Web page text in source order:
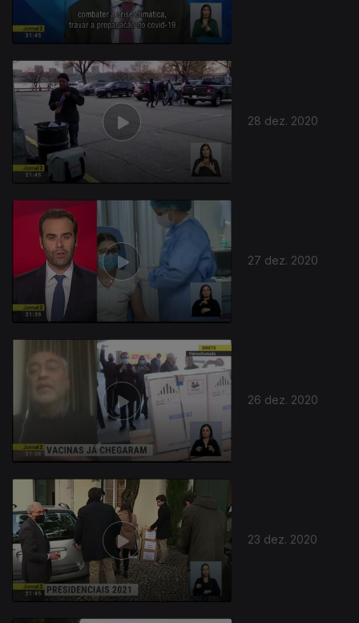
28 dez. 2020
27 dez. 2020
26 dez. 2020
23 dez. 2020